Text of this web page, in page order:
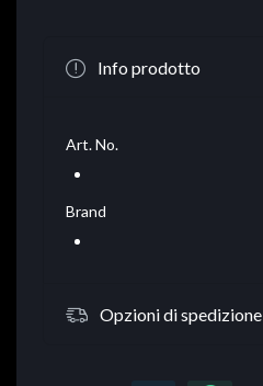
Info prodotto
Art. No.
Brand
Opzioni di spedizione